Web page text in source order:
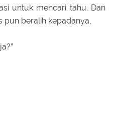
untuk mencari tahu. Dan
beralih kepadanya,